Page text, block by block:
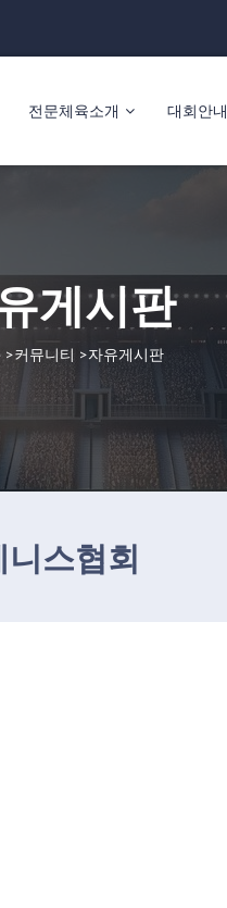
전문체육소개 대회안내
게시판
>커뮤니티 >자유게시판
스협회